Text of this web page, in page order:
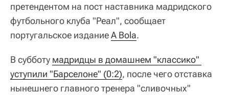
претендентом на пост наставника мадридского
футбольного клуба "Реал", сообщает
португальское изданиеA Bola.
В субботу мадридцы в домашнем "классико"
уступили "Барселоне" (0:2), после чего отставка
нынешнего главного тренера "сливочных"